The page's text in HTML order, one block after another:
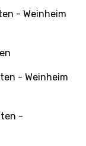
- Weinheim
- Weinheim
-